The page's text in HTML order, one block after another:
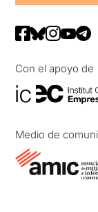
Con el apoyo de
Medio de